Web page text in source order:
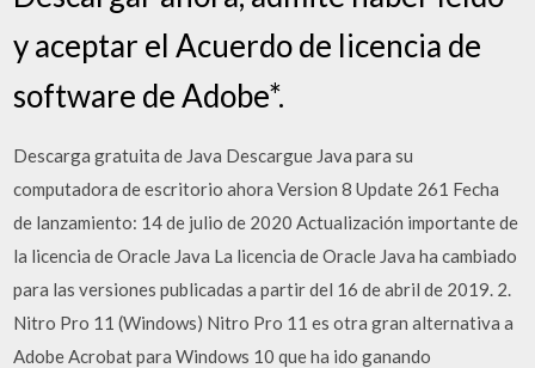
y aceptar el Acuerdo de licencia de
software de Adobe*.
Descarga gratuita de Java Descargue Java para su
computadora de escritorio ahora Version 8 Update 261 Fecha
de lanzamiento: 14 de julio de 2020 Actualización importante de
la licencia de Oracle Java La licencia de Oracle Java ha cambiado
para las versiones publicadas a partir del 16 de abril de 2019. 2.
Nitro Pro 11 (Windows) Nitro Pro 11 es otra gran alternativa a
Adobe Acrobat para Windows 10 que ha ido ganando